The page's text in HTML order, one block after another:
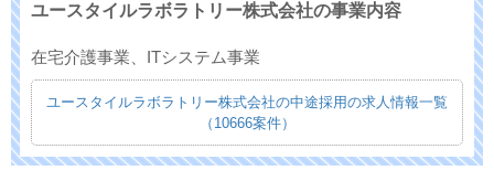
ユースタイルラボラトリー株式会社の事業内容
在宅介護事業、ITシステム事業
ユースタイルラボラトリー株式会社の中途採用の求人情報一覧
（10666案件）